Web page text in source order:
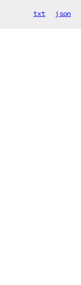
txt json